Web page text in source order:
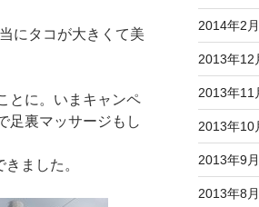
にタコが大きくて美
とに。いまキャンペ
足裏マッサージもし
ました。
2014年2月
2013年12
2013年11
2013年10
2013年9月
2013年8月